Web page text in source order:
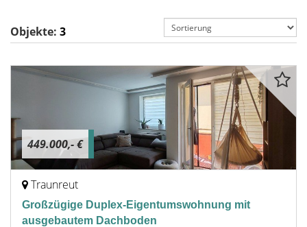
Objekte: 3
449.000,- €
Traunreut
Großzügige Duplex-Eigentumswohnung mit
ausgebautem Dachboden